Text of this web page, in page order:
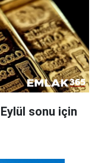
sonu için